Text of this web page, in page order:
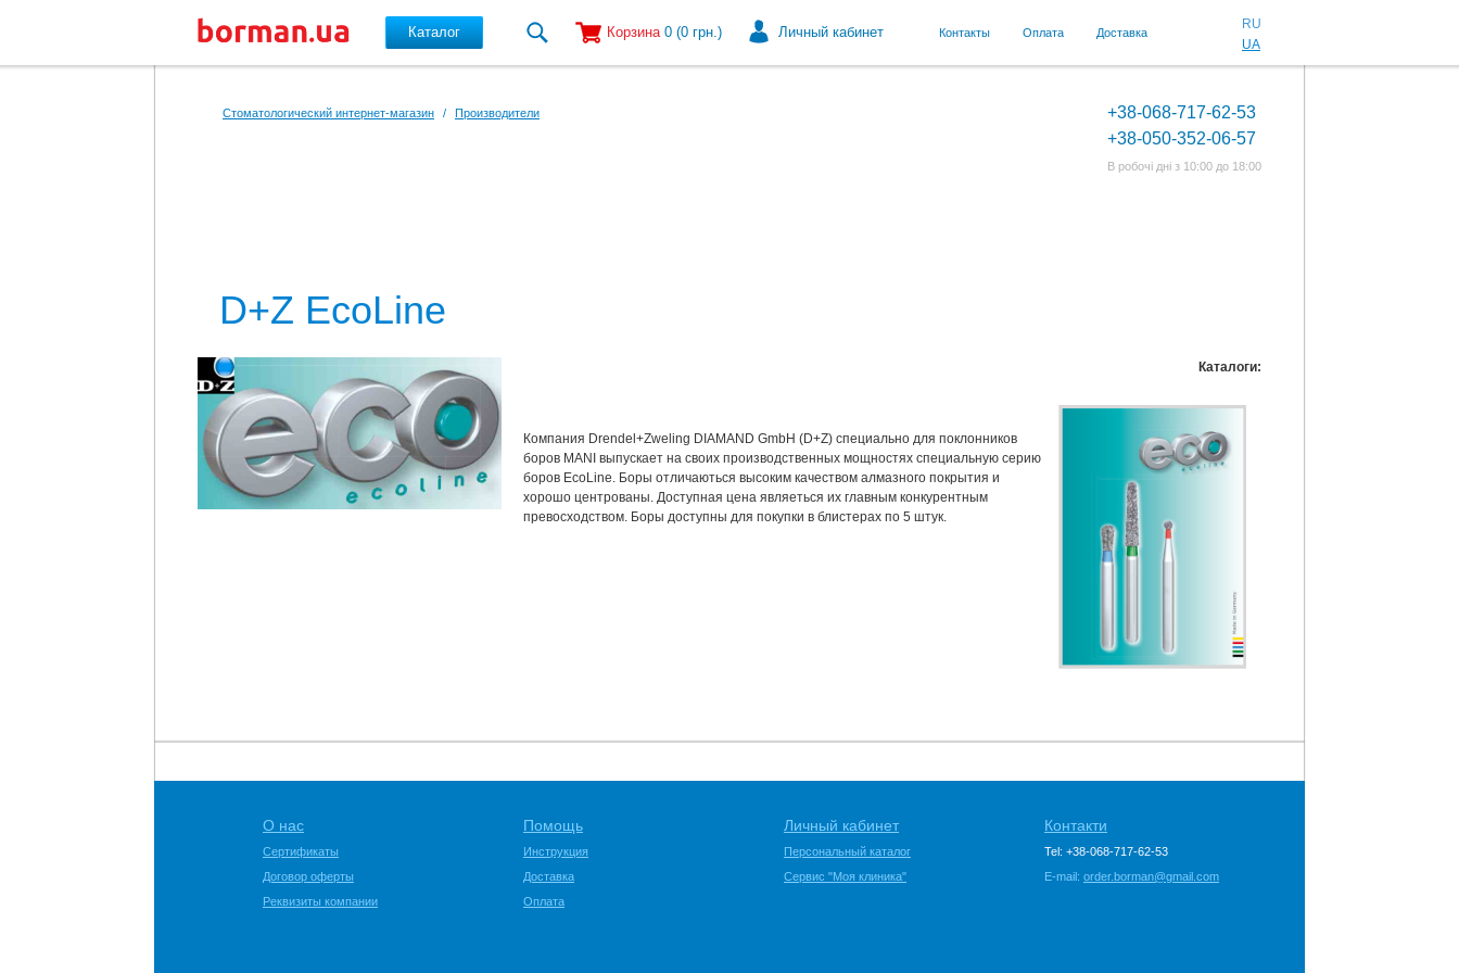
Каталог Корзина 0 (0 грн.) Личный кабинет Контакты Оплата Доставка
RU
UA
Стоматологический интернет-магазин / Производители
+38-068-717-62-53
+38-050-352-06-57
В робочі дні з 10:00 до 18:00
D+Z EcoLine
Каталоги:
Компания Drendel+Zweling DIAMAND GmbH (D+Z) специально для поклонников
боров MANI выпускает на своих производственных мощностях специальную серию
боров EcoLine. Боры отличаються высоким качеством алмазного покрытия и
хорошо центрованы. Доступная цена являеться их главным конкурентным
превосходством. Боры доступны для покупки в блистерах по 5 штук.
О нас
Сертификаты
Договор оферты
Реквизиты компании
Помощь
Инструкция
Доставка
Оплата
Личный кабинет
Персональный каталог
Сервис "Моя клиника"
Контакти
Tel: +38-068-717-62-53
E-mail: order.borman@gmail.com